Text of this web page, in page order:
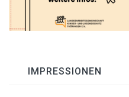
IMPRESSIONEN